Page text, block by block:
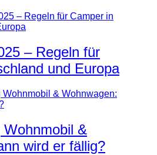
– Regeln für
und Europa
Wohnmobil &
wird er fällig?